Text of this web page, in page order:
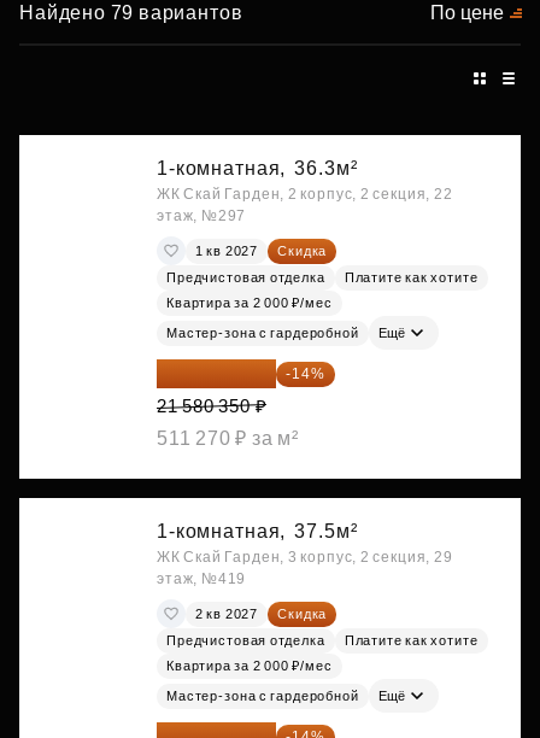
Найдено 79 вариантов По цене
1-комнатная, 36.3м²
ЖК Скай Гарден, 2 корпус, 2 секция, 22
этаж, №297
1 кв 2027
Скидка
Предчистовая отделка
Платите как хотите
Квартира за 2 000 ₽/мес
Мастер-зона с гардеробной Ещё
18 559 101 ₽ -14%
21 580 350 ₽
511 270 ₽ за м²
1-комнатная, 37.5м²
ЖК Скай Гарден, 3 корпус, 2 секция, 29
этаж, №419
2 кв 2027
Скидка
Предчистовая отделка
Платите как хотите
Квартира за 2 000 ₽/мес
Мастер-зона с гардеробной Ещё